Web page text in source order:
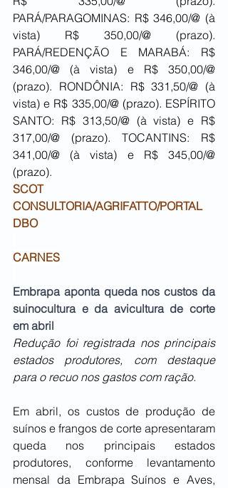
PARÁ/PARAGOMINAS: R$ 346,00/@ (à
vista) R$ 350,00/@ (prazo).
PARÁ/REDENÇÃO E MARABÁ: R$
346,00/@ (à vista) e R$ 350,00/@
(prazo). RONDÔNIA: R$ 331,50/@ (à
vista) e R$ 335,00/@ (prazo). ESPÍRITO
SANTO: R$ 313,50/@ (à vista) e R$
317,00/@ (prazo). TOCANTINS: R$
341,00/@ (à vista) e R$ 345,00/@
(prazo).
SCOT
CONSULTORIA/AGRIFATTO/PORTAL
DBO
CARNES
Embrapa aponta queda nos custos da
suinocultura e da avicultura de corte
em abril
Redução foi registrada nos principais
estados produtores, com destaque
para o recuo nos gastos com ração.
Em abril, os custos de produção de
suínos e frangos de corte apresentaram
queda nos principais estados
produtores, conforme levantamento
mensal da Embrapa Suínos e Aves,